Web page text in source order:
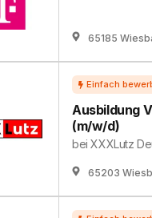
65185
Ausbildung
(m/w/d)
beiXXXLutz
65203